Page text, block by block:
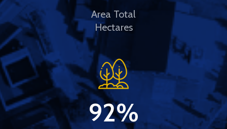
Area Total
Hectares
92%